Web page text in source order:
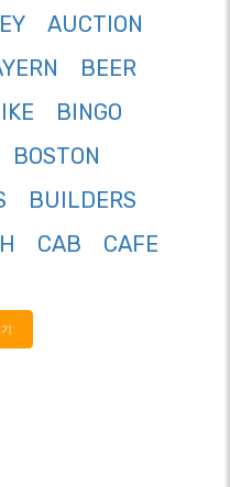
AUCTION
BEER
BINGO
BOSTON
BUILDERS
CAB
CAFE